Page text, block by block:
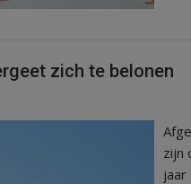
zich te belonen
zijn